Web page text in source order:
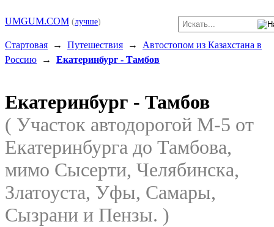
UMGUM.COM (лучше)
Стартовая → Путешествия → Автостопом из Казахстана в
Россию → Екатеринбург - Тамбов
Екатеринбург - Тамбов
( Участок автодорогой M-5 от
Екатеринбурга до Тамбова,
мимо Сысерти, Челябинска,
Златоуста, Уфы, Самары,
Сызрани и Пензы. )